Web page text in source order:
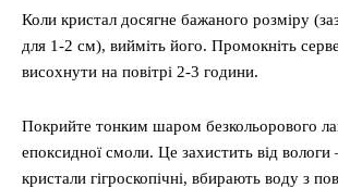
Коли кристал досягне бажаного розміру
для 1-2 см), вийміть його. Промокніть
висохнути на повітрі 2-3 години.
Покрийте тонким шаром безкольорового
епоксидної смоли. Це захистить від вологи
кристали гігроскопічні, вбирають воду з